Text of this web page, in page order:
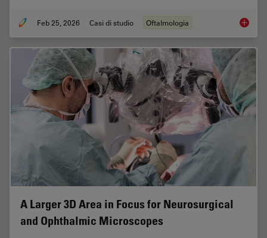
Feb 25, 2026 Casi di studio Oftalmologia
A Larger 3D Area in Focus for Neurosurgical
and Ophthalmic Microscopes